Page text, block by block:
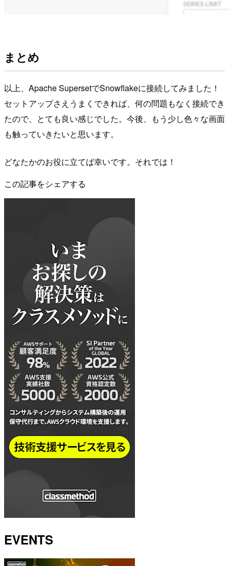
まとめ
以上、Apache SupersetでSnowflakeに接続してみました！
セットアップさえうまくできれば、何の問題もなく接続でき
たので、とても良い感じでした。今後、もう少し色々な画面
も触っていきたいと思います。
どなたかのお役に立てば幸いです。それでは！
この記事をシェアする
EVENTS